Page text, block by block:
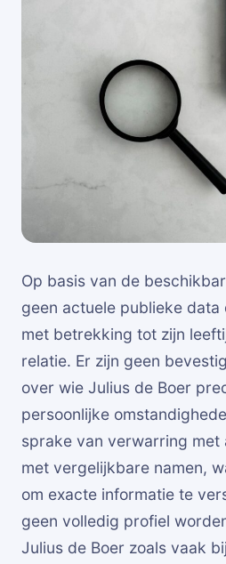
Op basis van de
geen actuele publieke data
met betrekking tot zijn
relatie. Er zijn geen
over wie Julius de Boer
persoonlijke
sprake van verwarring met
met vergelijkbare namen,
om exacte informatie te
geen volledig profiel
Julius de Boer zoals vaak